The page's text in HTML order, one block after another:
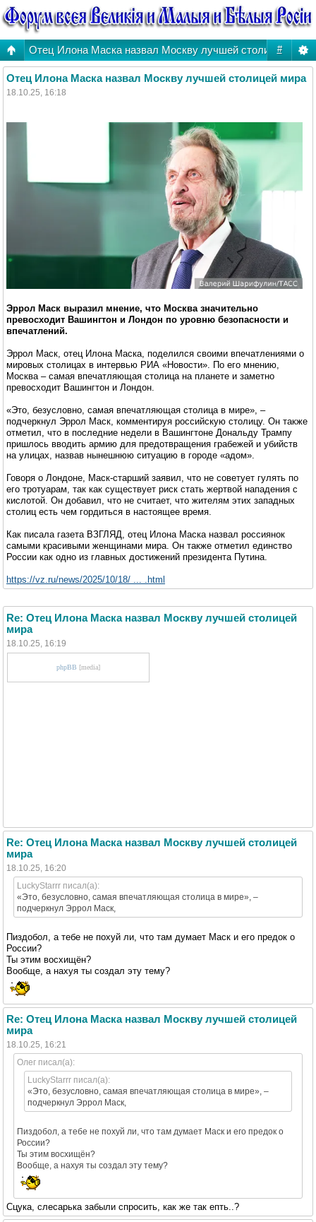
#
Отец Илона Маска назвал Москву лучшей столицей мира
Отец Илона Маска назвал Москву лучшей столицей мира
18.10.25, 16:18
Эррол Маск выразил мнение, что Москва значительно
превосходит Вашингтон и Лондон по уровню безопасности и
впечатлений.
Эррол Маск, отец Илона Маска, поделился своими впечатлениями о
мировых столицах в интервью РИА «Новости». По его мнению,
Москва – самая впечатляющая столица на планете и заметно
превосходит Вашингтон и Лондон.
«Это, безусловно, самая впечатляющая столица в мире», –
подчеркнул Эррол Маск, комментируя российскую столицу. Он также
отметил, что в последние недели в Вашингтоне Дональду Трампу
пришлось вводить армию для предотвращения грабежей и убийств
на улицах, назвав нынешнюю ситуацию в городе «адом».
Говоря о Лондоне, Маск-старший заявил, что не советует гулять по
его тротуарам, так как существует риск стать жертвой нападения с
кислотой. Он добавил, что не считает, что жителям этих западных
столиц есть чем гордиться в настоящее время.
Как писала газета ВЗГЛЯД, отец Илона Маска назвал россиянок
самыми красивыми женщинами мира. Он также отметил единство
России как одно из главных достижений президента Путина.
https://vz.ru/news/2025/10/18/ ... .html
Re: Отец Илона Маска назвал Москву лучшей столицей
мира
18.10.25, 16:19
phpBB [media]
Re: Отец Илона Маска назвал Москву лучшей столицей
мира
18.10.25, 16:20
LuckyStarrr писал(а):
«Это, безусловно, самая впечатляющая столица в мире», –
подчеркнул Эррол Маск,
Пиздобол, а тебе не похуй ли, что там думает Маск и его предок о
России?
Ты этим восхищён?
Вообще, а нахуя ты создал эту тему?
Re: Отец Илона Маска назвал Москву лучшей столицей
мира
18.10.25, 16:21
Олег писал(а):
LuckyStarrr писал(а):
«Это, безусловно, самая впечатляющая столица в мире», –
подчеркнул Эррол Маск,
Пиздобол, а тебе не похуй ли, что там думает Маск и его предок о
России?
Ты этим восхищён?
Вообще, а нахуя ты создал эту тему?
Сцука, слесарька забыли спросить, как же так епть..?